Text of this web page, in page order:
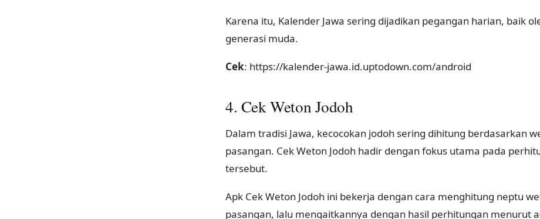
Karena itu, Kalender Jawa sering dijadikan pegangan harian, baik
generasi muda.
Cek: https://kalender-jawa.id.uptodown.com/android
4. Cek Weton Jodoh
Dalam tradisi Jawa, kecocokan jodoh sering dihitung berdasarkan
pasangan. Cek Weton Jodoh hadir dengan fokus utama pada
tersebut.
Apk Cek Weton Jodoh ini bekerja dengan cara menghitung neptu
pasangan, lalu mengaitkannya dengan hasil perhitungan menurut